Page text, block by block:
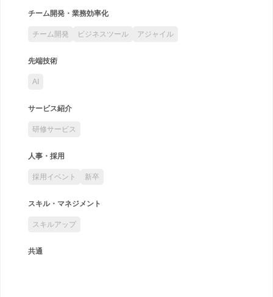
チーム開発・業務効率化
チーム開発 ビジネスツール アジャイル
先端技術
AI
サービス紹介
研修サービス
人事・採用
採用イベント 新卒
スキル・マネジメント
スキルアップ
共通